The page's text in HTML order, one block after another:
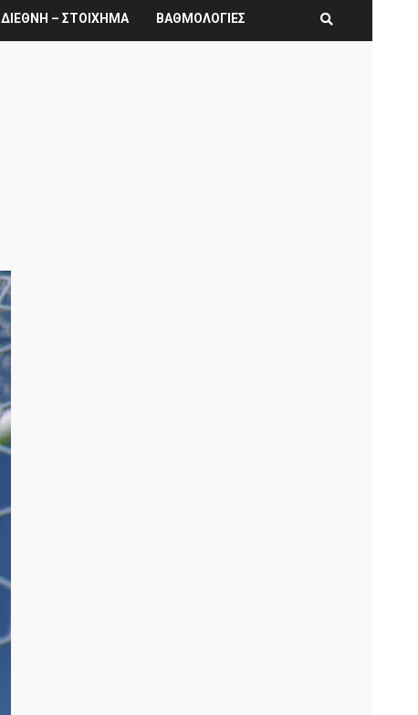
ΔΙΕΘΝΗ – ΣΤΟΙΧΗΜΑ ΒΑΘΜΟΛΟΓΙΕΣ